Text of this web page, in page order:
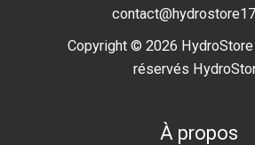
Copyright © 2026
réservés
À propos